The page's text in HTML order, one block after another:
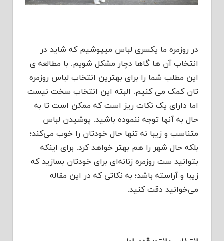
در روزمره ما یکسری لباس میپوشیم که شاید در
انتخاب آن ها گاها دچار مشکل شویم. با مطالعه ی
این مطلب شما را برای بهترین انتخاب لباس روزمره
تان کمک می کنیم. البته این انتخاب سخت نیست
اما دارای یک نکات ریز است که ممکن است تا به
حال به آنها توجه ننموده باشید. پوشیدن لباس
متناسب و زیبا نه تنها حال خودتان را خوب می‌کند؛
بلکه حال شهر را هم بهتر خواهد کرد. برای اینکه
بتوانید ست روزمره زنانه‌ای برای خودتان بسازید که
زیبا و آراسته باشد؛ به نکاتی که در این مقاله
می‌خوانید دقت کنید.